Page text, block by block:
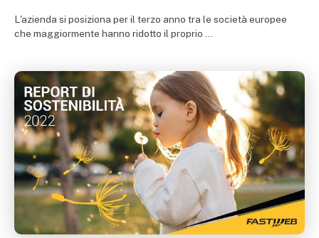
L'azienda si posiziona per il terzo anno tra le società europee
che maggiormente hanno ridotto il proprio ...